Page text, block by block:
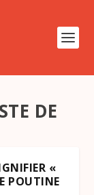
DE
«
POUTINE